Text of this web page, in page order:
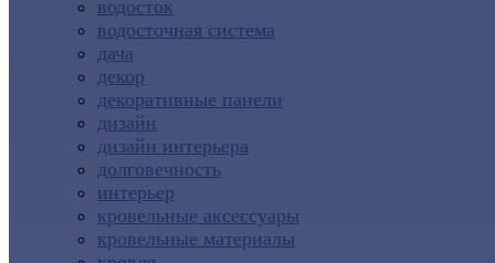
водосток
водосточная система
дача
декор
декоративные панели
дизайн
дизайн интерьера
долговечность
интерьер
кровельные аксессуары
кровельные материалы